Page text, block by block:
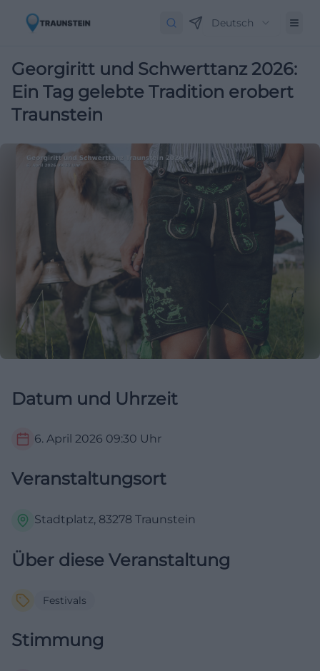
Deutsch
Georgiritt und Schwerttanz 2026:
Ein Tag gelebte Tradition erobert
Traunstein
Datum und Uhrzeit
6. April 2026 09:30 Uhr
Veranstaltungsort
Stadtplatz, 83278 Traunstein
Über diese Veranstaltung
Festivals
Stimmung